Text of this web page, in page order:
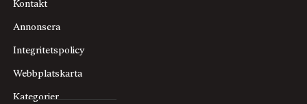
Kontakt
Annonsera
Integritetspolicy
Webbplatskarta
Kategorier